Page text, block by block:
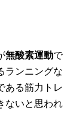
無酸素運動で
ランニングな
ある筋力トレ
ないと思われ